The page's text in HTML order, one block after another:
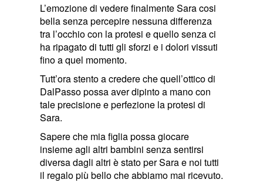
L’emozione di vedere finalmente Sara cosi
bella senza percepire nessuna differenza
tra l’occhio con la protesi e quello senza ci
ha ripagato di tutti gli sforzi e i dolori vissuti
fino a quel momento.
Tutt’ora stento a credere che quell’ottico di
DalPasso possa aver dipinto a mano con
tale precisione e perfezione la protesi di
Sara.
Sapere che mia figlia possa giocare
insieme agli altri bambini senza sentirsi
diversa dagli altri è stato per Sara e noi tutti
il regalo più bello che abbiamo mai ricevuto.